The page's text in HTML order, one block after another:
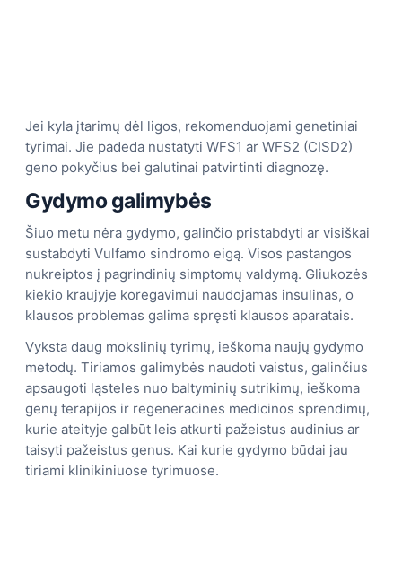
Jei kyla įtarimų dėl ligos, rekomenduojami genetiniai
tyrimai. Jie padeda nustatyti WFS1 ar WFS2 (CISD2)
geno pokyčius bei galutinai patvirtinti diagnozę.
Gydymo galimybės
Šiuo metu nėra gydymo, galinčio pristabdyti ar visiškai
sustabdyti Vulfamo sindromo eigą. Visos pastangos
nukreiptos į pagrindinių simptomų valdymą. Gliukozės
kiekio kraujyje koregavimui naudojamas insulinas, o
klausos problemas galima spręsti klausos aparatais.
Vyksta daug mokslinių tyrimų, ieškoma naujų gydymo
metodų. Tiriamos galimybės naudoti vaistus, galinčius
apsaugoti ląsteles nuo baltyminių sutrikimų, ieškoma
genų terapijos ir regeneracinės medicinos sprendimų,
kurie ateityje galbūt leis atkurti pažeistus audinius ar
taisyti pažeistus genus. Kai kurie gydymo būdai jau
tiriami klinikiniuose tyrimuose.